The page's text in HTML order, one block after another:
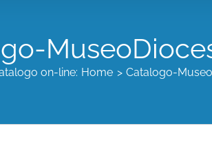
on-line: Home Catalogo-